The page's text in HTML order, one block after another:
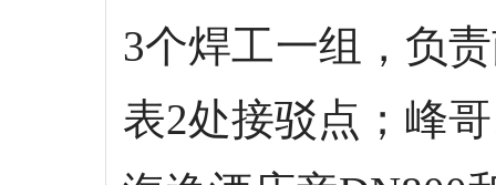
3个焊工一组，负
表2处接驳点；峰